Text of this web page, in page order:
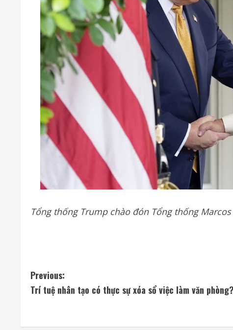
Tổng thống Trump chào đón Tổng thống
C
o
Previous:
Trí tuệ nhân tạo có thực sự xóa sổ việc làm văn phòng?